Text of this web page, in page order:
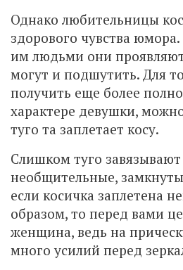
Однако любительницы
здорового чувства
им людьми они
могут и подшутить. Для
получить еще более
характере девушки,
туго та заплетает косу.
Слишком туго
необщительные,
если косичка заплетена
образом, то перед вами
женщина, ведь на
много усилий перед